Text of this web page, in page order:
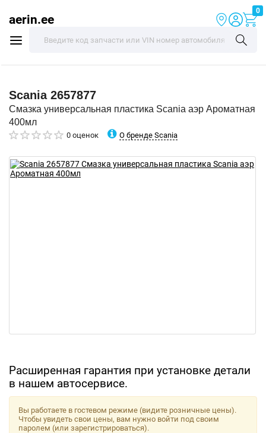
aerin.ee
0
Scania 2657877
Смазка универсальная пластика Scania аэр Ароматная
400мл
0 оценок О бренде Scania
Расширенная гарантия при установке детали
в нашем автосервисе.
Вы работаете в гостевом режиме (видите розничные цены).
Чтобы увидеть свои цены, вам нужно войти под своим
паролем (или зарегистрироваться).